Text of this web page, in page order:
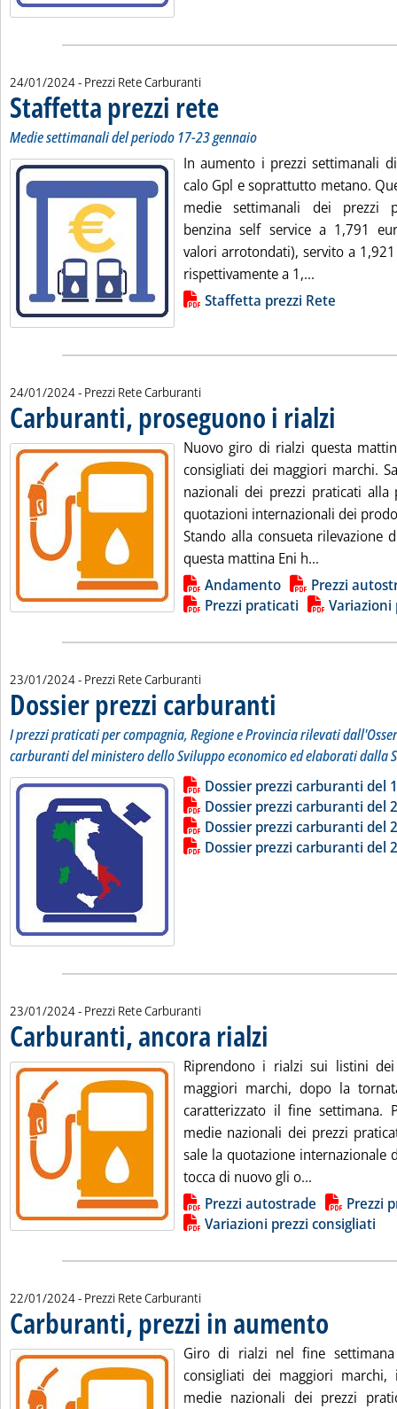
24/01/2024- Prezzi Rete Carburanti
Staffetta prezzi rete
Medie settimanali del periodo 17-23 gennaio
In aumento i prezzi settimanali
calo Gpl e soprattutto metano.
medie settimanali dei prezzi
benzina self service a 1,791
valori arrotondati), servito a
rispettivamente a 1,...
Lista allegati PDF alla notiziaStaffetta prezzi Rete
24/01/2024- Prezzi Rete Carburanti
Carburanti, proseguono i rialzi
Nuovo giro di rialzi questa
consigliati dei maggiori marchi.
nazionali dei prezzi praticati
quotazioni internazionali dei
Stando alla consueta rilevazione
questa mattina Eni h...
Lista allegati PDF alla notizia
Andamento
Prezzi
Prezzi praticati
Variazioni
23/01/2024- Prezzi Rete Carburanti
Dossier prezzi carburanti
I prezzi praticati per compagnia, Regione e Provincia rilevati
carburanti del ministero dello Sviluppo economico ed elaborati dalla
Leggi tutta la notizia: 'Dossier
Lista allegati PDF alla notiziaDossier prezzi carburanti del
Dossier prezzi carburanti del
Dossier prezzi carburanti del
Dossier prezzi carburanti del
23/01/2024- Prezzi Rete Carburanti
Carburanti, ancora rialzi
Riprendono i rialzi sui listini
maggiori marchi, dopo la
caratterizzato il fine settimana.
medie nazionali dei prezzi
sale la quotazione internazionale
tocca di nuovo gli o...
Lista allegati PDF alla notiziaPrezzi autostrade
Prezzi
Variazioni prezzi consigliati
22/01/2024- Prezzi Rete Carburanti
Carburanti, prezzi in aumento
Giro di rialzi nel fine
consigliati dei maggiori
medie nazionali dei prezzi